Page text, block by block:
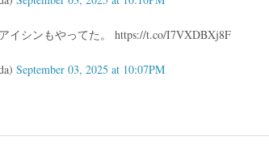
イシンもやってた。 https://t.co/I7VXDBXj8F
September 03, 2025 at 10:07PM